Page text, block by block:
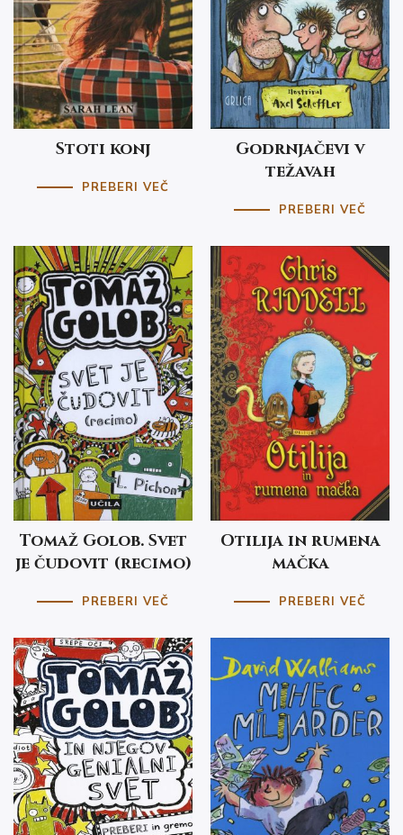
Stoti konj
PREBERI VEČ
Godrnjačevi v
težavah
PREBERI VEČ
Tomaž Golob. Svet
je čudovit (recimo)
PREBERI VEČ
Otilija in rumena
mačka
PREBERI VEČ